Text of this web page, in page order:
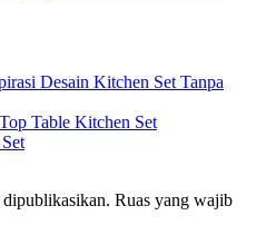
Desain Kitchen Set Tanpa
Table Kitchen Set
Ruas yang wajib